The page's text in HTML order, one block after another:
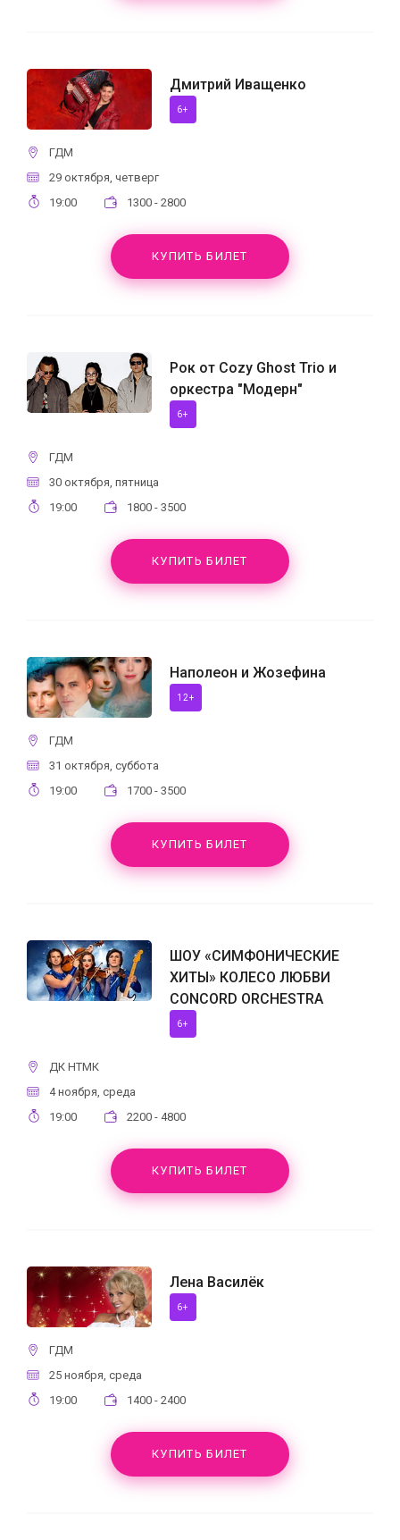
Дмитрий Иващенко
6+
ГДМ
29 октября, четверг
19:00
1300 - 2800
КУПИТЬ БИЛЕТ
Рок от Cozy Ghost Trio и
оркестра "Модерн"
6+
ГДМ
30 октября, пятница
19:00
1800 - 3500
КУПИТЬ БИЛЕТ
Наполеон и Жозефина
12+
ГДМ
31 октября, суббота
19:00
1700 - 3500
КУПИТЬ БИЛЕТ
ШОУ «СИМФОНИЧЕСКИЕ
ХИТЫ» КОЛЕСО ЛЮБВИ
CONCORD ORCHESTRA
6+
ДК НТМК
4 ноября, среда
19:00
2200 - 4800
КУПИТЬ БИЛЕТ
Лена Василёк
6+
ГДМ
25 ноября, среда
19:00
1400 - 2400
КУПИТЬ БИЛЕТ